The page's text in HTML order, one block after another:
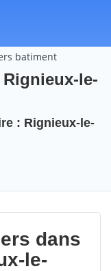
batiment
le-
: Rignieux-le-
dans
le-